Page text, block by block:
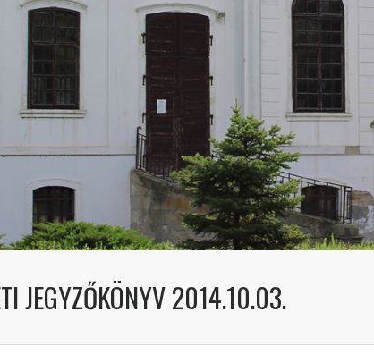
JEGYZŐKÖNYV 2014.10.03.